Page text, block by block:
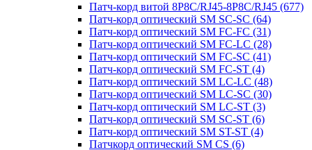
Патч-корд витой 8P8C/RJ45-8P8C/RJ45 (677)
Патч-корд оптический SM SC-SC (64)
Патч-корд оптический SM FC-FC (31)
Патч-корд оптический SM FC-LC (28)
Патч-корд оптический SM FC-SC (41)
Патч-корд оптический SM FC-ST (4)
Патч-корд оптический SM LC-LC (48)
Патч-корд оптический SM LC-SC (30)
Патч-корд оптический SM LC-ST (3)
Патч-корд оптический SM SC-ST (6)
Патч-корд оптический SM ST-ST (4)
Патчкорд оптический SM CS (6)